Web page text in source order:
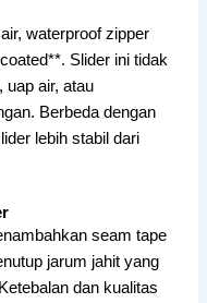
waterproof zipper
Slider ini tidak
uap air, atau
Berbeda dengan
lebih stabil dari
seam tape
jarum jahit yang
dan kualitas